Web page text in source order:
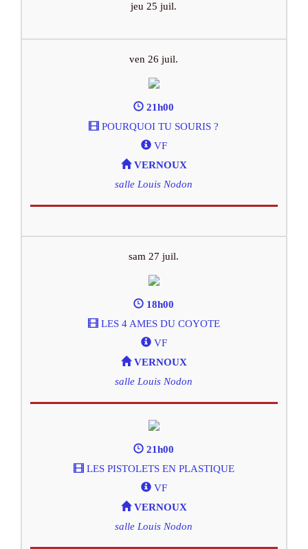
jeu 25 juil.
ven 26 juil.
21h00
POURQUOI TU SOURIS ?
VF
VERNOUX
salle Louis Nodon
sam 27 juil.
18h00
LES 4 AMES DU COYOTE
VF
VERNOUX
salle Louis Nodon
21h00
LES PISTOLETS EN PLASTIQUE
VF
VERNOUX
salle Louis Nodon